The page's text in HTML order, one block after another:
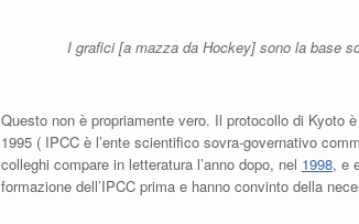
I grafici [a mazza da Hockey] sono la base
Questo non è propriamente vero. Il protocollo di Kyoto
1995 ( IPCC è l’ente scientifico sovra-governativo
colleghi compare in letteratura l’anno dopo, nel 1998, e
formazione dell’IPCC prima e hanno convinto della